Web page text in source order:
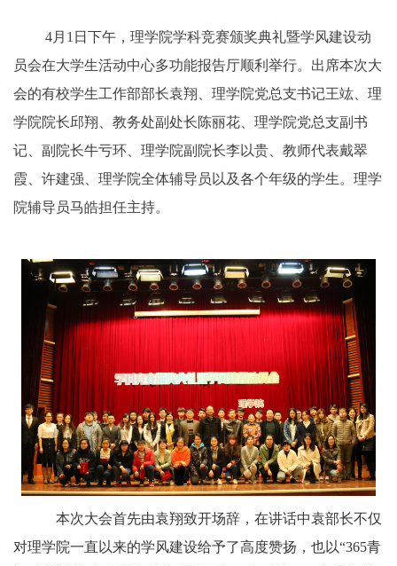
4月 1 日下午，理学院学科竞赛颁奖典礼暨学风建设动
员会在大学生活动中心多功能报告厅顺利举行。出席本次大
会的有校学生工作部部长袁翔、理学院党总支书记王竑、理
学院院长邱翔、教务处副处长陈丽花、理学院党总支副书
记、副院长牛亏环、理学院副院长李以贵、教师代表戴翠
霞、许建强、理学院全体辅导员以及各个年级的学生。理学
院辅导员马皓担任主持。
本次大会首先由袁翔致开场辞，在讲话中袁部长不仅
对理学院一直以来的学风建设给予了高度赞扬，也以“365青